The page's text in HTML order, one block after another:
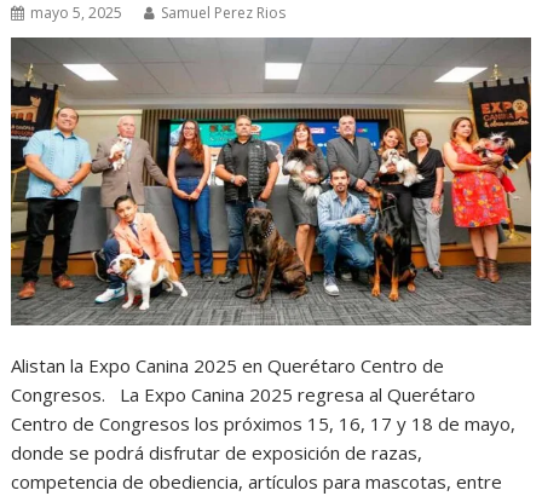
mayo 5, 2025 Samuel Perez Rios
Alistan la Expo Canina 2025 en Querétaro Centro de
Congresos. La Expo Canina 2025 regresa al Querétaro
Centro de Congresos los próximos 15, 16, 17 y 18 de mayo,
donde se podrá disfrutar de exposición de razas,
competencia de obediencia, artículos para mascotas, entre